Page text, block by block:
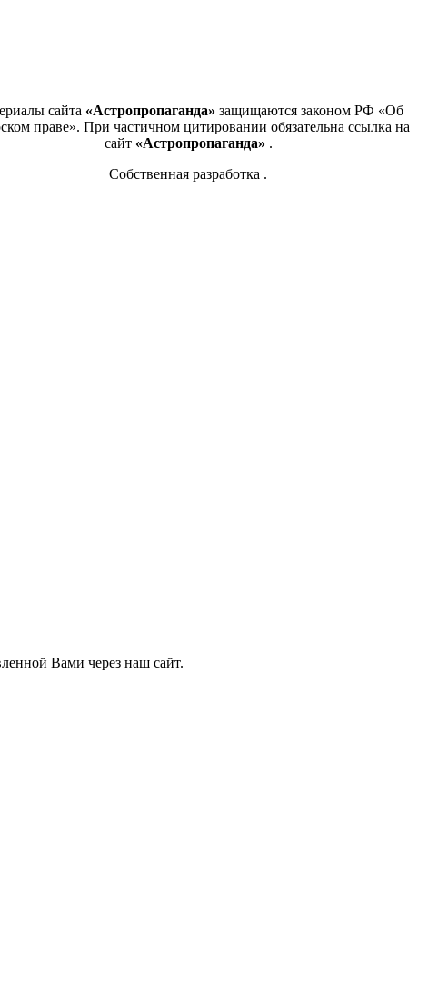
сайта «Астропропаганда» защищаются законом РФ «Об
праве». При частичном цитировании обязательна ссылка на
сайт «Астропропаганда» .
Собственная разработка .
Вами через наш сайт.